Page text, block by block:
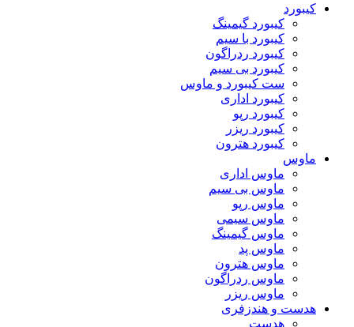
کیبورد
کیبورد گیمینگ
کیبورد با سیم
کیبورد ردراگون
کیبورد بی سیم
ست کیبورد و ماوس
کیبورد اداری
کیبورد رپو
کیبورد ریزر
کیبورد هترون
ماوس
ماوس اداری
ماوس بی سیم
ماوس رپو
ماوس سیمی
ماوس گیمینگ
ماوس پد
ماوس هترون
ماوس ردراگون
ماوس ریزر
هدست و هندزفری
هدست